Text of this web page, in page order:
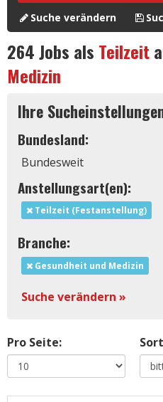
Suche verändern
264Jobs als Teilzeit
Medizin
Ihre
Bundesland:
Bundesweit
Anstellungsart(en):
Teilzeit (Festanstellung)
Branche:
Gesundheit und Medizin
Suche verändern »
Pro Seite: